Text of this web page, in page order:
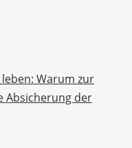
Warum zur
Absicherung der